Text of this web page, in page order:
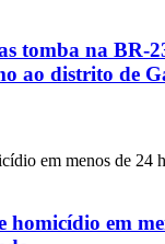
tomba na BR-
ao distrito de
homicídio em